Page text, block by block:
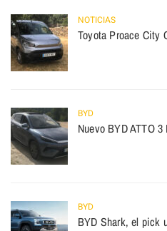
NOTICIAS
Toyota Proace City
BYD
Nuevo BYD ATTO
BYD
BYD Shark, el pick